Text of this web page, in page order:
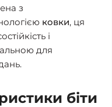
з
ковки, ця
і
для
біти